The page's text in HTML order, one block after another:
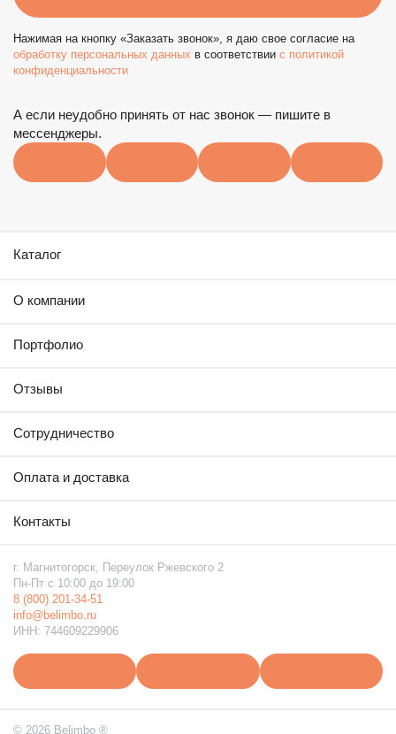
А если неудобно принять от нас звонок — пишите в
мессенджеры.
Нажимая на кнопку «Заказать звонок», я даю свое согласие на
обработку персональных данных в соответствии c политикой
конфиденциальности
Почта
Комментарий
обработку персональных данных
c политикой конфиденциальности
Каталог
О компании
Портфолио
Отзывы
Сотрудничество
Оплата и доставка
Контакты
г. Магнитогорск, Переулок Ржевского 2
Пн-Пт с 10:00 до 19:00
8 (800) 201-34-51
info@belimbo.ru
ИНН: 744609229906
© 2026 Belimbo ®
Нажимая на кнопку «Заказать звонок», я даю свое согласие
наобработку персональных данных